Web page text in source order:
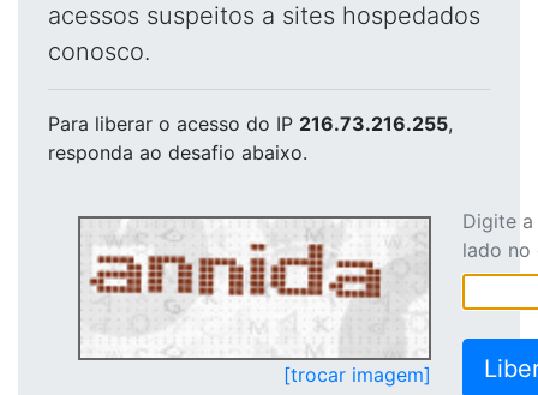
acessos suspeitos a sites hospedados
conosco.
Para liberar o acesso do IP 216.73.216.255,
responda ao desafio abaixo.
[trocar imagem]
Digite
lado no